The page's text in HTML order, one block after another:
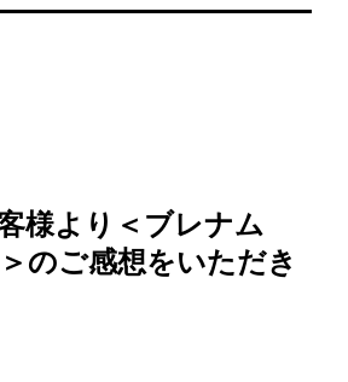
様より＜ブレナム
のご感想をいただき